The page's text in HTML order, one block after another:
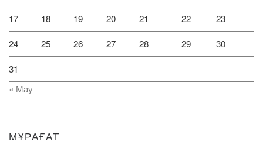
17 18 19 20 21 22 23
24 25 26 27 28 29 30
31
« Мау
МҰРАҒАТ